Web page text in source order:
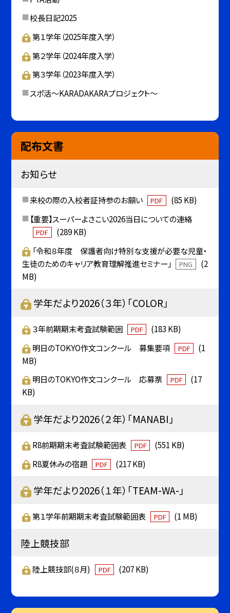
校長日記2025
第１学年（2025年度入学）
第２学年（2024年度入学）
第３学年（2023年度入学）
スポ活～KARADAKARAプロジェクト～
配布文書
お知らせ
来校の際の入校者証持参のお願い PDF
(85 KB)
【重要】スーパーよさこい2026当日についての連絡
PDF
(289 KB)
「令和８年度 保護者向け特別な支援が必要な児童・
生徒のためのキャリア教育理解推進セミナー」
PNG
(2
MB)
学年だより2026（３年）「COLOR」
３年前期期末考査試験範囲 PDF
(183 KB)
明日のTOKYO作文コンクール 募集要項
PDF
(1
MB)
明日のTOKYO作文コンクール 応募票
PDF
(17
KB)
学年だより2026（２年）「MANABI」
R8前期期末考査試験範囲表 PDF
(551 KB)
R8夏休みの宿題
PDF (217 KB)
学年だより2026（１年）「TEAM-WA-」
第１学年前期期末考査試験範囲表 PDF (1 MB)
陸上競技部
陸上競技部(８月) PDF (207 KB)